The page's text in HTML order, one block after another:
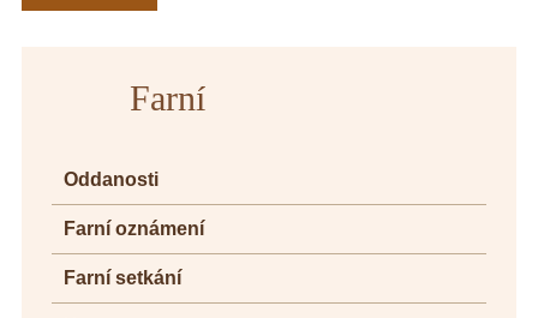
Farní
Oddanosti
Farní oznámení
Farní setkání